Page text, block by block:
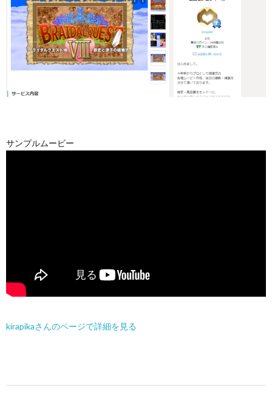
サンプルムービー
kirapikaさんのページで詳細を見る